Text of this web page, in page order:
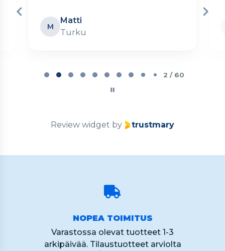
M
Matti
Turku
2 / 60
Review widget by trustmary
NOPEA TOIMITUS
Varastossa olevat tuotteet 1-3
arkipäivää. Tilaustuotteet arviolta